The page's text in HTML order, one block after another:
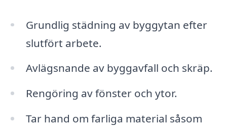
Grundlig städning av byggytan efter
slutfört arbete.
Avlägsnande av byggavfall och skräp.
Rengöring av fönster och ytor.
Tar hand om farliga material såsom